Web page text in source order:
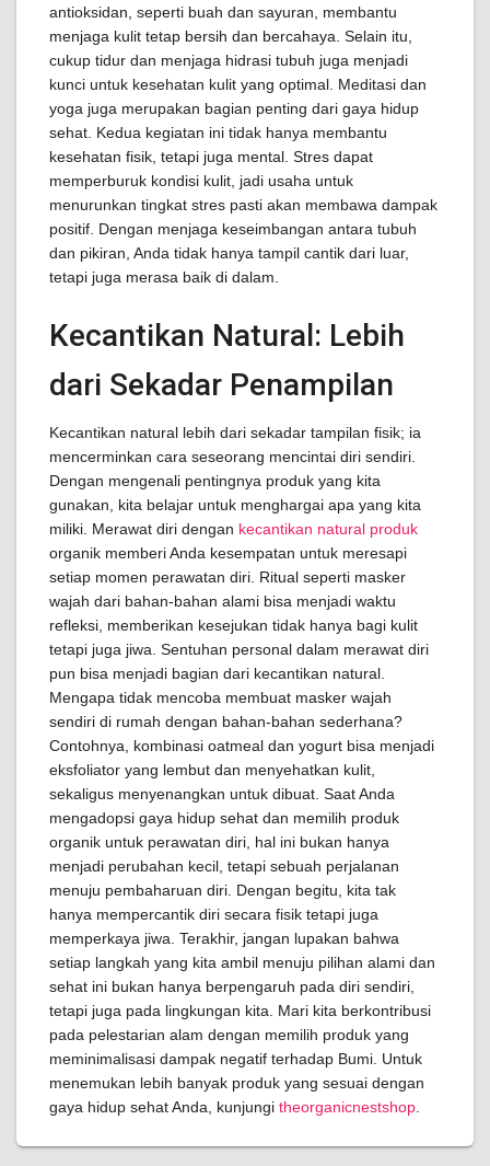
antioksidan, seperti buah dan sayuran, membantu
menjaga kulit tetap bersih dan bercahaya. Selain itu,
cukup tidur dan menjaga hidrasi tubuh juga menjadi
kunci untuk kesehatan kulit yang optimal. Meditasi dan
yoga juga merupakan bagian penting dari gaya hidup
sehat. Kedua kegiatan ini tidak hanya membantu
kesehatan fisik, tetapi juga mental. Stres dapat
memperburuk kondisi kulit, jadi usaha untuk
menurunkan tingkat stres pasti akan membawa dampak
positif. Dengan menjaga keseimbangan antara tubuh
dan pikiran, Anda tidak hanya tampil cantik dari luar,
tetapi juga merasa baik di dalam.
Kecantikan Natural: Lebih
dari Sekadar Penampilan
Kecantikan natural lebih dari sekadar tampilan fisik; ia
mencerminkan cara seseorang mencintai diri sendiri.
Dengan mengenali pentingnya produk yang kita
gunakan, kita belajar untuk menghargai apa yang kita
miliki. Merawat diri dengan kecantikan natural produk
organik memberi Anda kesempatan untuk meresapi
setiap momen perawatan diri. Ritual seperti masker
wajah dari bahan-bahan alami bisa menjadi waktu
refleksi, memberikan kesejukan tidak hanya bagi kulit
tetapi juga jiwa. Sentuhan personal dalam merawat diri
pun bisa menjadi bagian dari kecantikan natural.
Mengapa tidak mencoba membuat masker wajah
sendiri di rumah dengan bahan-bahan sederhana?
Contohnya, kombinasi oatmeal dan yogurt bisa menjadi
eksfoliator yang lembut dan menyehatkan kulit,
sekaligus menyenangkan untuk dibuat. Saat Anda
mengadopsi gaya hidup sehat dan memilih produk
organik untuk perawatan diri, hal ini bukan hanya
menjadi perubahan kecil, tetapi sebuah perjalanan
menuju pembaharuan diri. Dengan begitu, kita tak
hanya mempercantik diri secara fisik tetapi juga
memperkaya jiwa. Terakhir, jangan lupakan bahwa
setiap langkah yang kita ambil menuju pilihan alami dan
sehat ini bukan hanya berpengaruh pada diri sendiri,
tetapi juga pada lingkungan kita. Mari kita berkontribusi
pada pelestarian alam dengan memilih produk yang
meminimalisasi dampak negatif terhadap Bumi. Untuk
menemukan lebih banyak produk yang sesuai dengan
gaya hidup sehat Anda, kunjungi theorganicnestshop